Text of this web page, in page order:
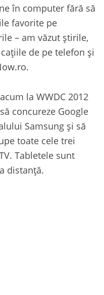
în computer fără să
favorite pe
– am văzut știrile,
de pe telefon și
la WWDC 2012
concureze Google
Samsung și să
toate cele trei
Tabletele sunt
distanță.